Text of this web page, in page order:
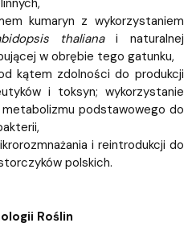
kumaryn z wykorzystaniem
thalianai naturalnej
w obrębie tego gatunku,
kątem zdolności do produkcji
i toksyn; wykorzystanie
podstawowego do
i reintrodukcji do
polskich.
Roślin